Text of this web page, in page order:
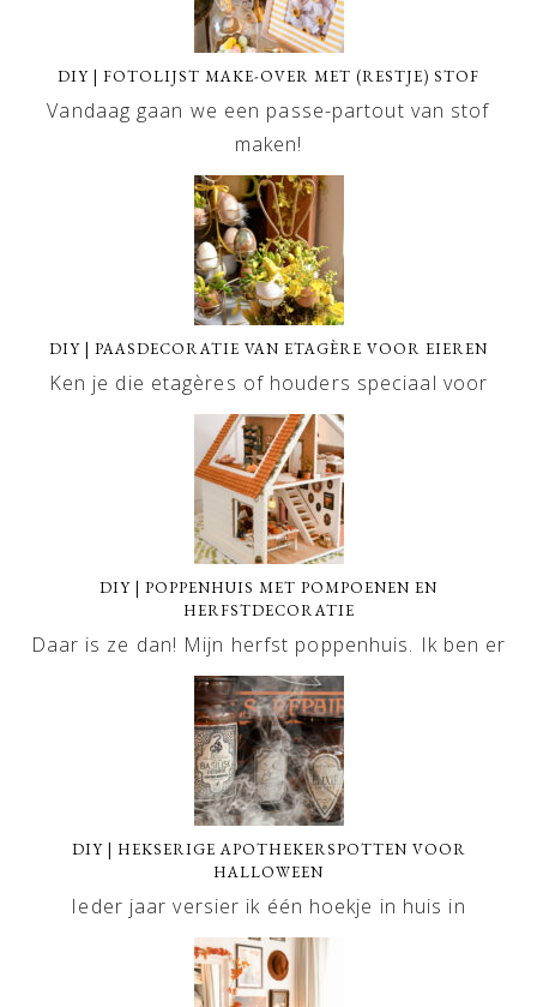
DIY | FOTOLIJST MAKE-OVER MET (RESTJE) STOF
Vandaag gaan we een passe-partout van stof
maken!
DIY | PAASDECORATIE VAN ETAGÈRE VOOR EIEREN
Ken je die etagères of houders speciaal voor
DIY | POPPENHUIS MET POMPOENEN EN
HERFSTDECORATIE
Daar is ze dan! Mijn herfst poppenhuis. Ik ben er
DIY | HEKSERIGE APOTHEKERSPOTTEN VOOR
HALLOWEEN
Ieder jaar versier ik één hoekje in huis in